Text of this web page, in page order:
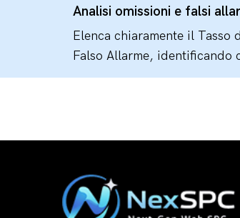
Analisi omissioni e falsi
Elenca chiaramente il Tasso
Falso Allarme, identificando